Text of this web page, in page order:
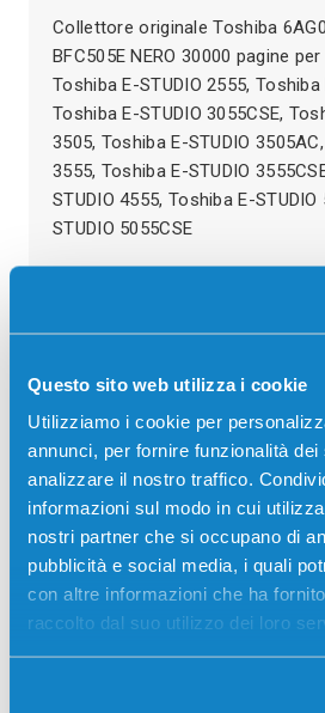
Questo sito web utilizza i cookie
Utilizziamo i cookie per
annunci, per fornire funzionalità
analizzare il nostro traffico.
informazioni sul modo in cui
nostri partner che si occupano di
pubblicità e social media, i quali
con altre informazioni che ha
raccolto dal suo utilizzo dei loro
Collettore originale Toshiba
BFC505E NERO 30000 pagine
Toshiba E-STUDIO 2555, Toshiba
Toshiba E-STUDIO 3055CSE,
3505, Toshiba E-STUDIO
3555, Toshiba E-STUDIO
STUDIO 4555, Toshiba E-
STUDIO 5055CSE
Recensioni